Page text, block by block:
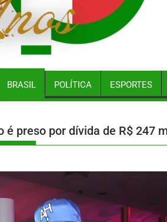
BRASIL POLÍTICA ESPORTES
é preso por dívida de R$ 247